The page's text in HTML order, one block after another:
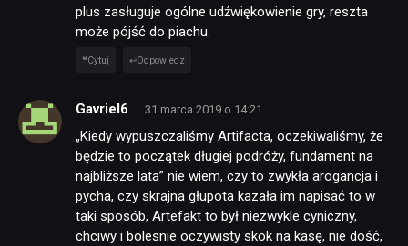
plus zasługuje ogólne udźwiękowienie gry, reszta
może pójść do piachu.
Cytuj Odpowiedz
Gavriel6 31 marca 2019 o 14:21
„Kiedy wypuszczaliśmy Artifacta, oczekiwaliśmy, że
będzie to początek długiej podróży, fundament na
najbliższe lata” nie wiem, czy to zwykła arogancja i
pycha, czy skrajna głupota kazała im napisać to w
taki sposób, Artefakt to był niezwykle cyniczny,
chciwy i bolesnie oczywisty skok na kasę, nie dość,